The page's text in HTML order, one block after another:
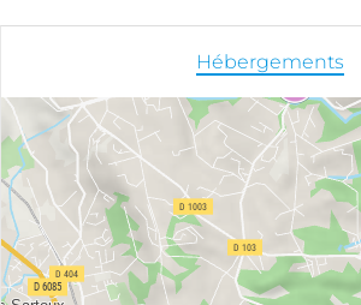
Hébergements